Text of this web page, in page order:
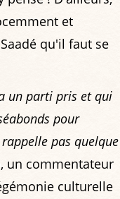
et
qu'il faut se
un parti pris et qui
pour
pas quelque
un commentateur
culturelle